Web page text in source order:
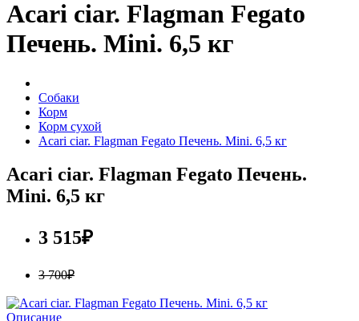
Acari ciar. Flagman Fegato
Печень. Mini. 6,5 кг
Собаки
Корм
Корм сухой
Acari ciar. Flagman Fegato Печень. Mini. 6,5 кг
Acari ciar. Flagman Fegato Печень.
Mini. 6,5 кг
3 515₽
3 700₽
Описание